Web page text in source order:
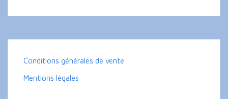
Conditions générales de vente
Mentions légales